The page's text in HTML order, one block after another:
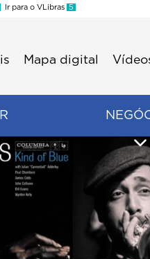
Ir para o VLibras 5
Mapa digital